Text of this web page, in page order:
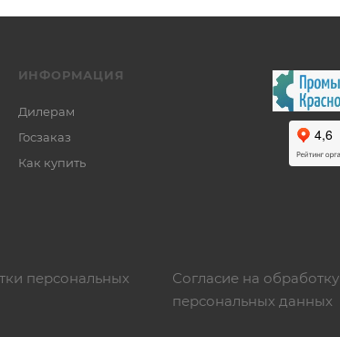
ИНФОРМАЦИЯ
Дилерам
Госзаказ
Как купить
персональных
Согласие на обработку
персональных данных